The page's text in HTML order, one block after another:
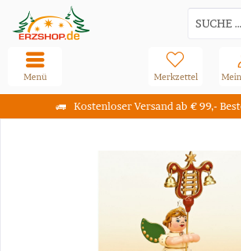
Kostenloser Versand ab € 99,-
Merkzettel
Menü